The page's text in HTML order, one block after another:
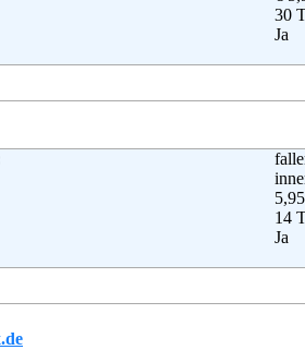
30
Ja
+49
14
Ja